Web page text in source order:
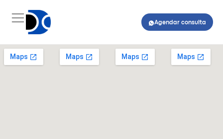
Agendar consulta